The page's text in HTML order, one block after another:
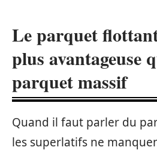
Le parquet
plus avantageuse
parquet massif
Quand il faut parler du
les superlatifs ne